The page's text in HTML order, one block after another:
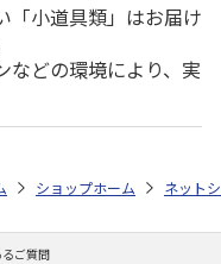
「小道具類」はお届け
などの環境により、実
「スタイル」で選ぶ 花とス
フラワーギフト ストア一覧
ショップ一覧 flower
ホーム ネット
ご質問